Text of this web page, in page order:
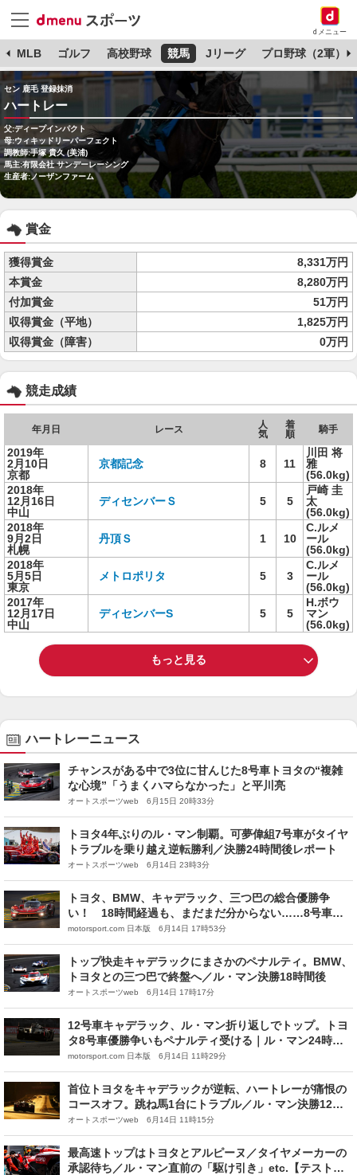
dメニュー
MLB ゴルフ 高校野球 競馬 Jリーグ プロ野球（2軍）
セン 鹿毛 登録抹消
ハートレー
父:ディープインパクト
母:ウィキッドリーパーフェクト
調教師:手塚 貴久 (美浦)
馬主:有限会社 サンデーレーシング
生産者:ノーザンファーム
賞金
獲得賞金
8,331万円
本賞金
8,280万円
付加賞金
51万円
収得賞金（平地）
1,825万円
収得賞金（障害）
0万円
競走成績
年月日 レース
人
気
着
順
騎手
2019年
2月10日
京都
京都記念 8 11
川田 将
雅
(56.0kg)
2018年
12月16日
中山
ディセンバーＳ 5 5
戸崎 圭
太
(56.0kg)
2018年
9月2日
札幌
丹頂Ｓ 1 10
C.ルメ
ール
(56.0kg)
2018年
5月5日
東京
メトロポリタ 5 3
C.ルメ
ール
(56.0kg)
2017年
12月17日
中山
ディセンバーS 5 5
H.ボウ
マン
(56.0kg)
もっと見る
ハートレーニュース
チャンスがある中で3位に甘んじた8号車トヨタの“複雑
な心境”「うまくハマらなかった」と平川亮
オートスポーツweb 6月15日 20時33分
トヨタ4年ぶりのル・マン制覇。可夢偉組7号車がタイヤ
トラブルを乗り越え逆転勝利／決勝24時間後レポート
オートスポーツweb 6月14日 23時3分
トヨタ、BMW、キャデラック、三つ巴の総合優勝争
い！ 18時間経過も、まだまだ分からない……8号車は
トラブルで一歩後退｜ル・マン24時間
motorsport.com 日本版 6月14日 17時53分
トップ快走キャデラックにまさかのペナルティ。BMW、
トヨタとの三つ巴で終盤へ／ル・マン決勝18時間後
オートスポーツweb 6月14日 17時17分
12号車キャデラック、ル・マン折り返しでトップ。トヨ
タ8号車優勝争いもペナルティ受ける｜ル・マン24時間
レース：12時間
motorsport.com 日本版 6月14日 11時29分
首位トヨタをキャデラックが逆転、ハートレーが痛恨の
コースオフ。跳ね馬1台にトラブル／ル・マン決勝12時
間後
オートスポーツweb 6月14日 11時15分
最高速トップはトヨタとアルピーヌ／タイヤメーカーの
承認待ち／ル・マン直前の「駆け引き」etc.【テストデ